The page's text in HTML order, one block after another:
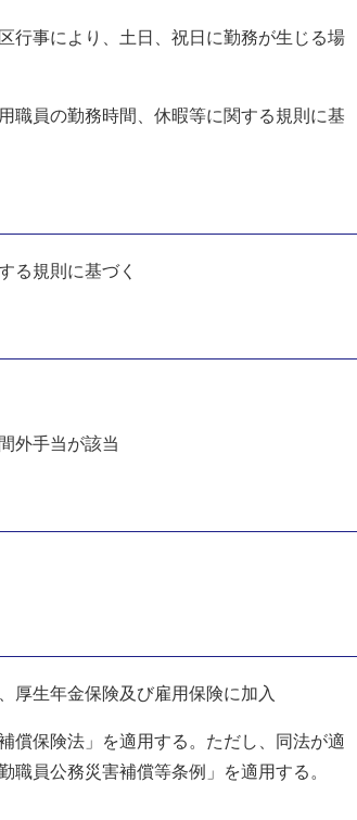
事により、土日、祝日に勤務が生じる場
職員の勤務時間、休暇等に関する規則に基
る規則に基づく
外手当が該当
厚生年金保険及び雇用保険に加入
償保険法」を適用する。ただし、同法が適
職員公務災害補償等条例」を適用する。